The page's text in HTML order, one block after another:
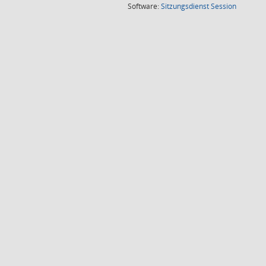
Software:SitzungsdienstSession(Wird in